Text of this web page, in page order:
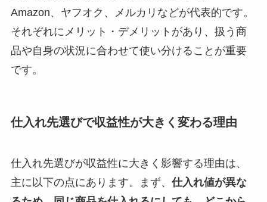
Amazon、ヤフオク、メルカリなどが代表的です。
それぞれにメリット・デメリットがあり、扱う商
品や自身の状況に合わせて使い分けることが重要
です。
仕入れ先選びで収益性が大きく変わる理由
仕入れ先選びが収益性に大きく影響する理由は、
主に以下の点にあります。まず、 仕入れ値が異な